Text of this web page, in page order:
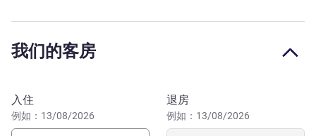
店，探索波兰最美丽的水疗中心之一。 在海滨的 Grand
Blue 享用早餐，迎接新的一天。在可俯瞰大海和公园的舒
适客房内休息，在 Grand Spa 的游泳池和桑拿房放松身
欢迎光临索菲特索波特大酒店 - 在这里，每一刻都会成为
难忘的回忆。
我们的客房
预订此酒店
入住
例如：13/08/2026
退房
例如：13/08/2026